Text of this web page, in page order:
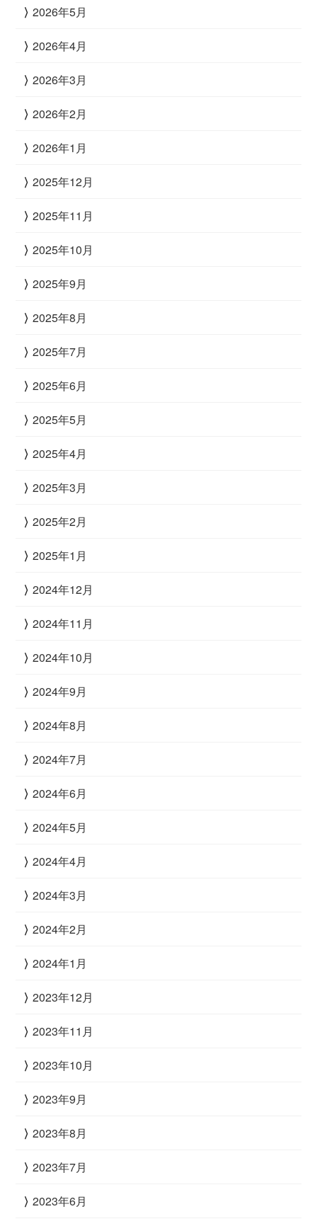
2026年5月
2026年4月
2026年3月
2026年2月
2026年1月
2025年12月
2025年11月
2025年10月
2025年9月
2025年8月
2025年7月
2025年6月
2025年5月
2025年4月
2025年3月
2025年2月
2025年1月
2024年12月
2024年11月
2024年10月
2024年9月
2024年8月
2024年7月
2024年6月
2024年5月
2024年4月
2024年3月
2024年2月
2024年1月
2023年12月
2023年11月
2023年10月
2023年9月
2023年8月
2023年7月
2023年6月